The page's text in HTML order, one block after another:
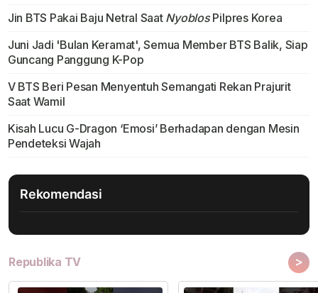
Jin BTS Pakai Baju Netral Saat NyoblosPilpres Korea
Juni Jadi 'Bulan Keramat', Semua Member BTS Balik, Siap
Guncang Panggung K-Pop
V BTS Beri Pesan Menyentuh Semangati Rekan Prajurit
Saat Wamil
Kisah Lucu G-Dragon ‘Emosi’ Berhadapan dengan Mesin
Pendeteksi Wajah
Rekomendasi
Republika TV >